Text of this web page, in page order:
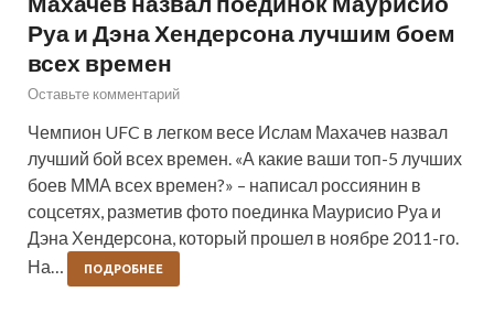
Руа и Дэна Хендерсона лучшим боем
всех времен
Оставьте комментарий
Чемпион UFC в легком весе Ислам Махачев назвал
лучший бой всех времен. «А какие ваши топ-5 лучших
боев ММА всех времен?» – написал россиянин в
соцсетях, разметив фото поединка Маурисио Руа и
Дэна Хендерсона, который прошел в ноябре 2011-го.
На…
ПОДРОБНЕЕ